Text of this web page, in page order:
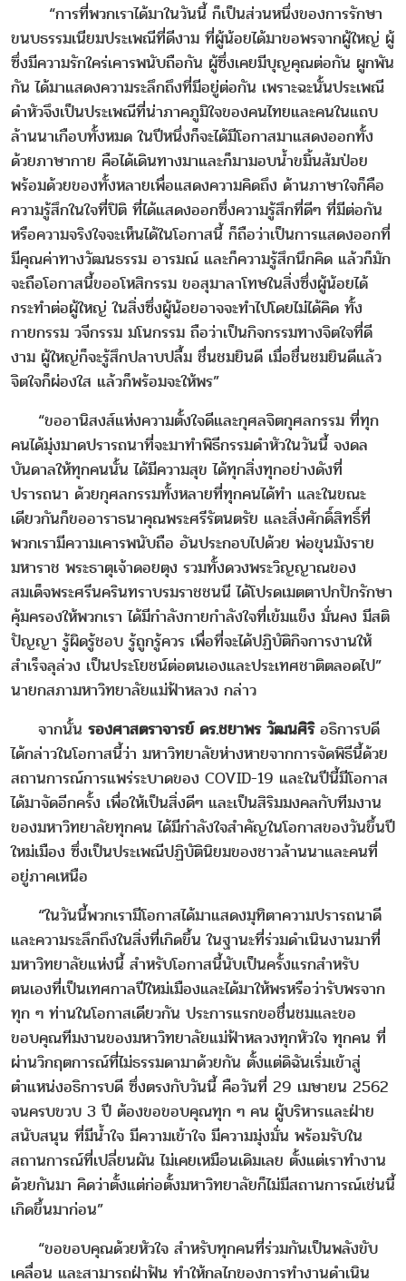
“การที่พวกเราได้มาในวันนี้ ก็เป็นส่วนหนึ่งของการรักษา
ขนบธรรมเนียมประเพณีที่ดีงาม ที่ผู้น้อยได้มาขอพรจากผู้ใหญ่ ผู้
ซึ่งมีความรักใคร่เคารพนับถือกัน ผู้ซึ่งเคยมีบุญคุณต่อกัน ผูกพัน
กัน ได้มาแสดงความระลึกถึงที่มีอยู่ต่อกัน เพราะฉะนั้นประเพณี
ดำหัวจึงเป็นประเพณีที่น่าภาคภูมิใจของคนไทยและคนในแถบ
ล้านนาเกือบทั้งหมด ในปีหนึ่งก็จะได้มีโอกาสมาแสดงออกทั้ง
ด้วยภาษากาย คือได้เดินทางมาและก็มามอบน้ำขมิ้นส้มป่อย
พร้อมด้วยของทั้งหลายเพื่อแสดงความคิดถึง ด้านภาษาใจก็คือ
ความรู้สึกในใจที่ปิติ ที่ได้แสดงออกซึ่งความรู้สึกที่ดีๆ ที่มีต่อกัน
หรือความจริงใจจะเห็นได้ในโอกาสนี้ ก็ถือว่าเป็นการแสดงออกที่
มีคุณค่าทางวัฒนธรรม อารมณ์ และก็ความรู้สึกนึกคิด แล้วก็มัก
จะถือโอกาสนี้ขออโหสิกรรม ขอสุมาลาโทษในสิ่งซึ่งผู้น้อยได้
กระทำต่อผู้ใหญ่ ในสิ่งซึ่งผู้น้อยอาจจะทำไปโดยไม่ได้คิด ทั้ง
กายกรรม วจีกรรม มโนกรรม ถือว่าเป็นกิจกรรมทางจิตใจที่ดี
งาม ผู้ใหญ่ก็จะรู้สึกปลาบปลื้ม ชื่นชมยินดี เมื่อชื่นชมยินดีแล้ว
จิตใจก็ผ่องใส แล้วก็พร้อมจะให้พร”
“ขออานิสงส์แห่งความตั้งใจดีและกุศลจิตกุศลกรรม ที่ทุก
คนได้มุ่งมาดปรารถนาที่จะมาทำพิธีกรรมดำหัวในวันนี้ จงดล
บันดาลให้ทุกคนนั้น ได้มีความสุข ได้ทุกสิ่งทุกอย่างดังที่
ปรารถนา ด้วยกุศลกรรมทั้งหลายที่ทุกคนได้ทำ และในขณะ
เดียวกันก็ขออาราธนาคุณพระศรีรัตนตรัย และสิ่งศักดิ์สิทธิ์ที่
พวกเรามีความเคารพนับถือ อันประกอบไปด้วย พ่อขุนมังราย
มหาราช พระธาตุเจ้าดอยตุง รวมทั้งดวงพระวิญญาณของ
สมเด็จพระศรีนครินทราบรมราชชนนี ได้โปรดเมตตาปกปักรักษา
คุ้มครองให้พวกเรา ได้มีกำลังกายกำลังใจที่เข้มแข็ง มั่นคง มีสติ
ปัญญา รู้ผิดรู้ชอบ รู้ถูกรู้ควร เพื่อที่จะได้ปฏิบัติกิจการงานให้
สำเร็จลุล่วง เป็นประโยชน์ต่อตนเองและประเทศชาติตลอดไป”
นายกสภามหาวิทยาลัยแม่ฟ้าหลวง กล่าว
จากนั้น รองศาสตราจารย์ ดร.ชยาพร วัฒนศิริอธิการบดี
ได้กล่าวในโอกาสนี้ว่า มหาวิทยาลัยห่างหายจากการจัดพิธีนี้ด้วย
สถานการณ์การแพร่ระบาดของ COVID-19 และในปีนี้มีโอกาส
ได้มาจัดอีกครั้ง เพื่อให้เป็นสิ่งดีๆ และเป็นสิริมมงคลกับทีมงาน
ของมหาวิทยาลัยทุกคน ได้มีกำลังใจสำคัญในโอกาสของวันขึ้นปี
ใหม่เมือง ซึ่งเป็นประเพณีปฏิบัตินิยมของชาวล้านนาและคนที่
อยู่ภาคเหนือ
“ในวันนี้พวกเรามีโอกาสได้มาแสดงมุทิตาความปรารถนาดี
และความระลึกถึงในสิ่งที่เกิดขึ้น ในฐานะที่ร่วมดำเนินงานมาที่
มหาวิทยาลัยแห่งนี้ สำหรับโอกาสนี้นับเป็นครั้งแรกสำหรับ
ตนเองที่เป็นเทศกาลปีใหม่เมืองและได้มาให้พรหรือว่ารับพรจาก
ทุก ๆ ท่านในโอกาสเดียวกัน ประการแรกขอชื่นชมและขอ
ขอบคุณทีมงานของมหาวิทยาลัยแม่ฟ้าหลวงทุกหัวใจ ทุกคน ที่
ผ่านวิกฤตการณ์ที่ไม่ธรรมดามาด้วยกัน ตั้งแต่ดิฉันเริ่มเข้าสู่
ตำแหน่งอธิการบดี ซึ่งตรงกับวันนี้ คือวันที่ 29 เมษายน 2562
จนครบขวบ 3 ปี ต้องขอขอบคุณทุก ๆ คน ผู้บริหารและฝ่าย
สนับสนุน ที่มีน้ำใจ มีความเข้าใจ มีความมุ่งมั่น พร้อมรับใน
สถานการณ์ที่เปลี่ยนผัน ไม่เคยเหมือนเดิมเลย ตั้งแต่เราทำงาน
ด้วยกันมา คิดว่าตั้งแต่ก่อตั้งมหาวิทยาลัยก็ไม่มีสถานการณ์เช่นนี้
เกิดขึ้นมาก่อน”
“ขอขอบคุณด้วยหัวใจ สำหรับทุกคนที่ร่วมกันเป็นพลังขับ
เคลื่อน และสามารถฝ่าฟัน ทำให้กลไกของการทำงานดำเนิน